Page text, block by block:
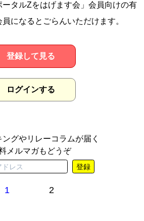
タルZをはげます会」会員向けの有
になるとごらんいただけます。
登録して見る
ログインする
グやリレーコラムが届く
メルマガもどうぞ
登録
1 2